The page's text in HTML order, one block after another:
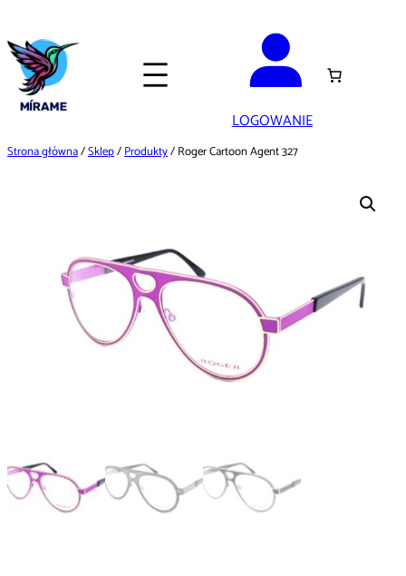
do
treści
LOGOWANIE
Strona główna/Sklep/Produkty/ Roger Cartoon Agent 327